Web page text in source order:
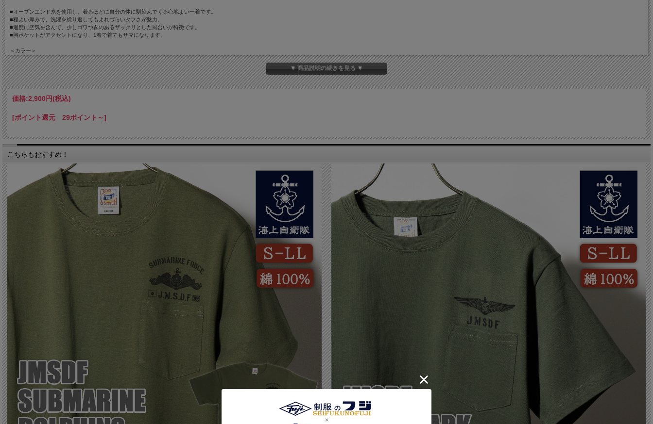
■オープンエンド糸を使用し、着るほどに自分の体に馴染んでくる心地よい一着です。
■程よい厚みで、洗濯を繰り返してもよれづらいタフさが魅力。
■適度に空気を含んで、少しゴワつきのあるザックリとした風合いが特徴です。
■胸ポケットがアクセントになり、1着で着てもサマになります。
＜カラー＞
オリーブグリーン
＜素材＞
綿100%(6.2ozヘビーウェイトTシャツ)
<サイズ(ｃｍ)>
L：身丈71・身幅52.5・肩幅48・袖丈20.5
▼ 商品説明の続きを見る ▼
価格:2,900円(税込)
[ポイント還元 29ポイント～]
こちらもおすすめ！